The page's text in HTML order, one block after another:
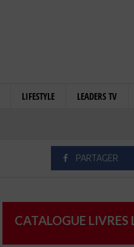
LIFESTYLE LEADERS TV
PARTAGER
CATALOGUE LIVRES